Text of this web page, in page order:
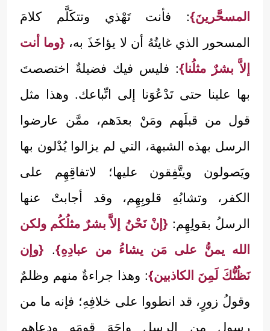
المسحَّرينَ}: فأنت تَهْذي وتتكَلَّم كلامَ
المسحور الذي غايتُهُ أن لا يؤاخَذَ به، {وما أنت
إلاَّ بشرٌ مثلُنا}: فليس فيك فضيلةٌ اختصصتَ
بها علينا حتى تَدْعُوَنا إلى اتِّباعك. وهذا مثل
قول من قبلَهم ومَنْ بعدَهم، ممَّن عارضوا
الرسل بهذه الشبهة، التي لم يزالوا يُدْلون بها
ويَصولون ويتَّفِقون عليها؛ لاتفاقِهِم على
الكفر، وتشابُهِ قلوبِهِم، وقد أجابتْ عنها
الرسلُ بقولِهِم: {إنْ نَحْنُ إلاَّ بشرٌ مثلُكُم ولكن
الله يمنُّ على مَن يشاءُ من عبادِهِ}. {وإن
نَظُنُّكَ لَمِنَ الكاذبين}: وهذا جراءةٌ منهم وظلمٌ
وقولُ زورٍ، قد انطووا على خلافِهِ؛ فإنه ما من
رسول من الرسل واجَهَ قومَه ودعاهم